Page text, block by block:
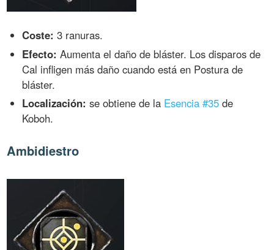
Coste: 3 ranuras.
Efecto: Aumenta el daño de bláster. Los disparos de
Cal infligen más daño cuando está en Postura de
bláster.
Localización: se obtiene de la Esencia #35 de
Koboh.
Ambidiestro